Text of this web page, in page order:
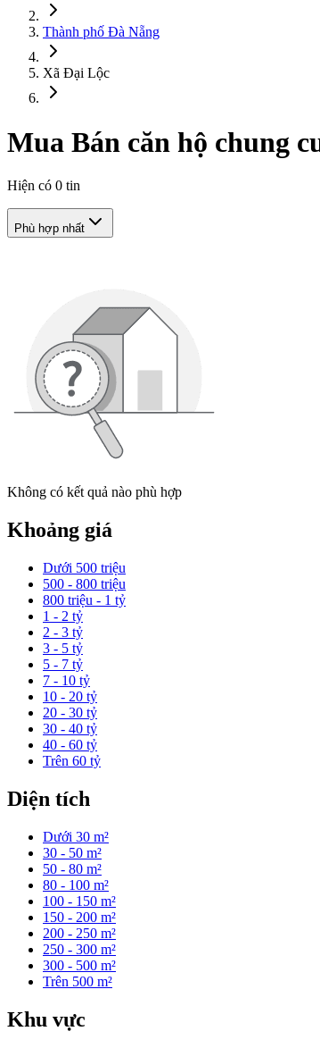
Thành phố Đà Nẵng
Xã Đại Lộc
Mua Bán căn hộ chung
Hiện có 0 tin
Phù hợp nhất
Không có kết quả nào phù hợp
Khoảng giá
Dưới 500 triệu
500 - 800 triệu
800 triệu - 1 tỷ
1 - 2 tỷ
2 - 3 tỷ
3 - 5 tỷ
5 - 7 tỷ
7 - 10 tỷ
10 - 20 tỷ
20 - 30 tỷ
30 - 40 tỷ
40 - 60 tỷ
Trên 60 tỷ
Diện tích
Dưới 30 m²
30 - 50 m²
50 - 80 m²
80 - 100 m²
100 - 150 m²
150 - 200 m²
200 - 250 m²
250 - 300 m²
300 - 500 m²
Trên 500 m²
Khu vực